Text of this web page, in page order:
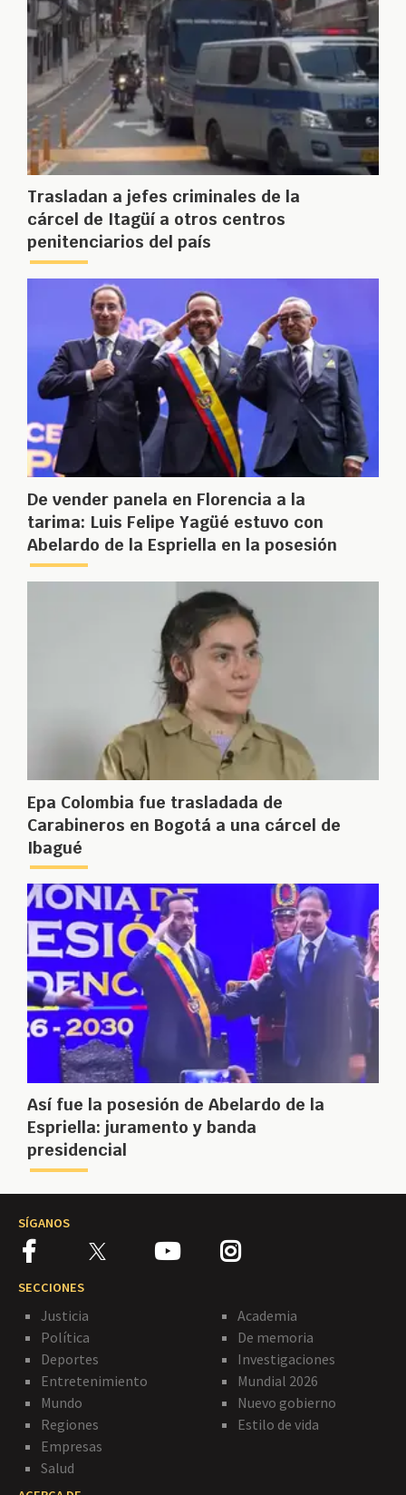
Trasladan a jefes criminales de la
cárcel de Itagüí a otros centros
penitenciarios del país
De vender panela en Florencia a la
tarima: Luis Felipe Yagüé estuvo con
Abelardo de la Espriella en la posesión
Epa Colombia fue trasladada de
Carabineros en Bogotá a una cárcel de
Ibagué
Así fue la posesión de Abelardo de la
Espriella: juramento y banda
presidencial
SÍGANOS
SECCIONES
Justicia
Política
Deportes
Entretenimiento
Mundo
Regiones
Empresas
Salud
Academia
De memoria
Investigaciones
Mundial 2026
Nuevo gobierno
Estilo de vida